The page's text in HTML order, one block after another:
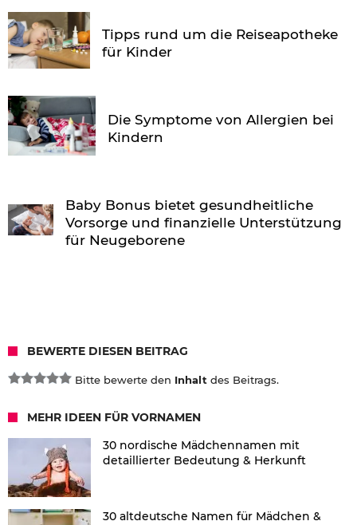
Tipps rund um die Reiseapotheke
für Kinder
Die Symptome von Allergien bei
Kindern
Baby Bonus bietet gesundheitliche
Vorsorge und finanzielle Unterstützung
für Neugeborene
BEWERTE DIESEN BEITRAG
Bitte bewerte den Inhalt des Beitrags.
MEHR IDEEN FÜR VORNAMEN
30 nordische Mädchennamen mit
detaillierter Bedeutung & Herkunft
30 altdeutsche Namen für Mädchen &